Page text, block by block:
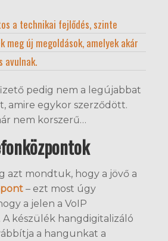
a technikai fejlődés, szinte
meg új megoldások, amelyek akár
avulnak.
pedig nem a legújabbat
amire egykor szerződött.
nem korszerű…
azt mondtuk, hogy a jövő a
– ezt most úgy
a jelen a VoIP
készülék hangdigitalizáló
a hangunkat a